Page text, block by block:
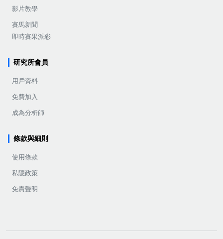
影片教學
賽馬新聞
即時賽果派彩
研究所會員
用戶資料
免費加入
成為分析師
條款與細則
使用條款
私隱政策
免責聲明